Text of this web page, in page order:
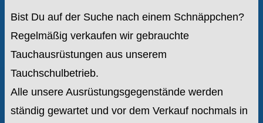
Bist Du auf der Suche nach einem Schnäppchen?
Regelmäßig verkaufen wir gebrauchte
Tauchausrüstungen aus unserem
Tauchschulbetrieb.
Alle unsere Ausrüstungsgegenstände werden
ständig gewartet und vor dem Verkauf nochmals in